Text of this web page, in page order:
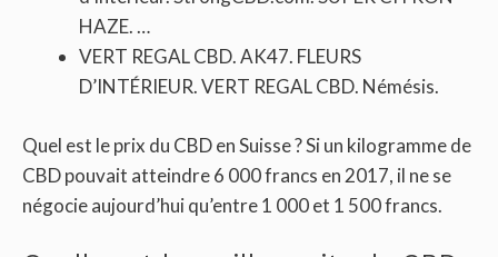
HAZE. …
VERT REGAL CBD. AK47. FLEURS
D’INTÉRIEUR. VERT REGAL CBD. Némésis.
Quel est le prix du CBD en Suisse ? Si un kilogramme de
CBD pouvait atteindre 6 000 francs en 2017, il ne se
négocie aujourd’hui qu’entre 1 000 et 1 500 francs.